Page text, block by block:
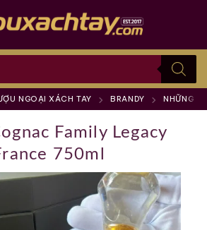
NGOẠI XÁCH TAY BRANDY NHỮNG
Family Legacy
750ml